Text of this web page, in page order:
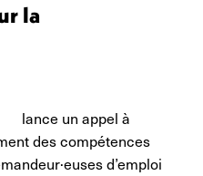
la
lance un appel à
des compétences
d’emploi